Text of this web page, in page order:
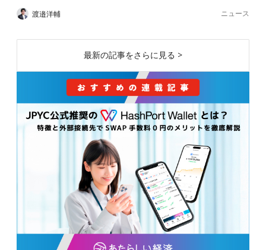
渡邉洋輔 ニュース
最新の記事をさらに見る >